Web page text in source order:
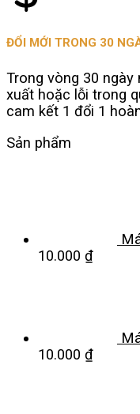
ĐỔI MỚI TRONG 30
Trong vòng 30 ngày
xuất hoặc lỗi trong
cam kết 1 đổi 1
Sản phẩm
10.000 ₫
10.000 ₫